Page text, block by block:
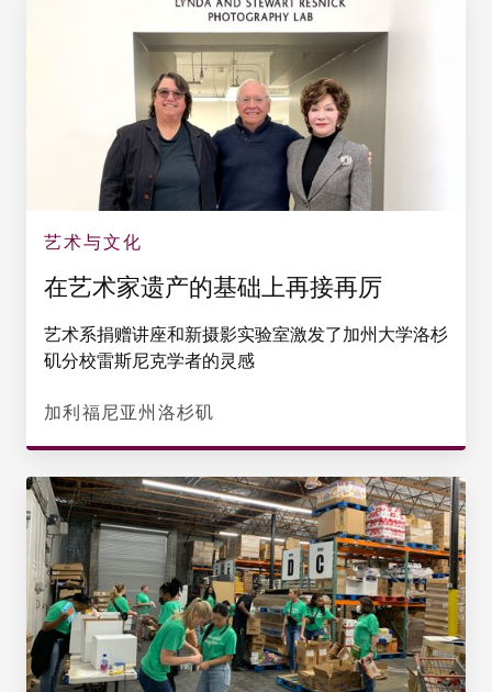
艺术与文化
在艺术家遗产的基础上再接再厉
艺术系捐赠讲座和新摄影实验室激发了加州大学洛杉
矶分校雷斯尼克学者的灵感
加利福尼亚州洛杉矶